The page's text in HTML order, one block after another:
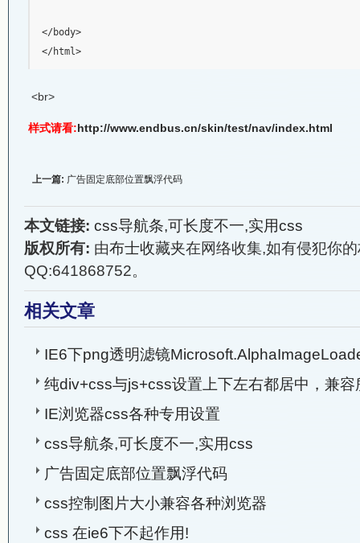
</body>
<br>
样式请看:http://www.endbus.cn/skin/test/nav/index.html
上一篇: 广告固定底部位置飘浮代码
本文链接: css导航条,可长度不一,实用css
版权所有: 由布士收藏夹在网络收集,如有侵犯你
QQ:641868752。
相关文章
IE6下png透明滤镜
纯div+css与js+css设置上下左右都居中，兼容
IE浏览器css各种专用设置
css导航条,可长度不一,实用css
广告固定底部位置飘浮代码
css控制图片大小兼容各种浏览器
css 在ie6下不起作用!